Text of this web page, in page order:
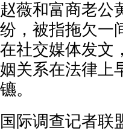
赵薇和富商老公
纷，被指拖欠一
在社交媒体发文
姻关系在法律上
镳。
国际调查记者联